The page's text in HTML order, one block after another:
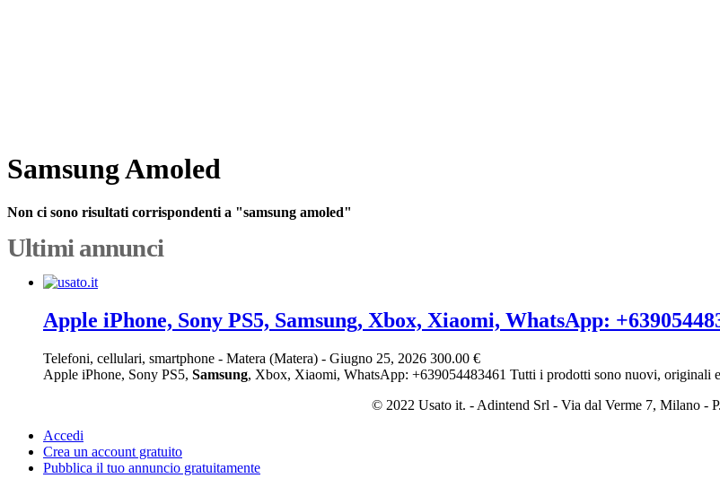
Samsung Amoled
Non ci sono risultati corrispondenti a "samsung amoled"
Ultimi annunci
Apple iPhone, Sony PS5, Samsung, Xbox, Xiaomi, WhatsApp:
Telefoni, cellulari, smartphone - Matera (Matera) - Giugno 25, 2026 300.00 €
Apple iPhone, Sony PS5, Samsung, Xbox, Xiaomi, WhatsApp: +639054483461 Tutti i prodotti sono nuovi, originali
© 2022 Usato it. - Adintend Srl - Via dal Verme 7, Milano -
Accedi
Crea un account gratuito
Pubblica il tuo annuncio gratuitamente